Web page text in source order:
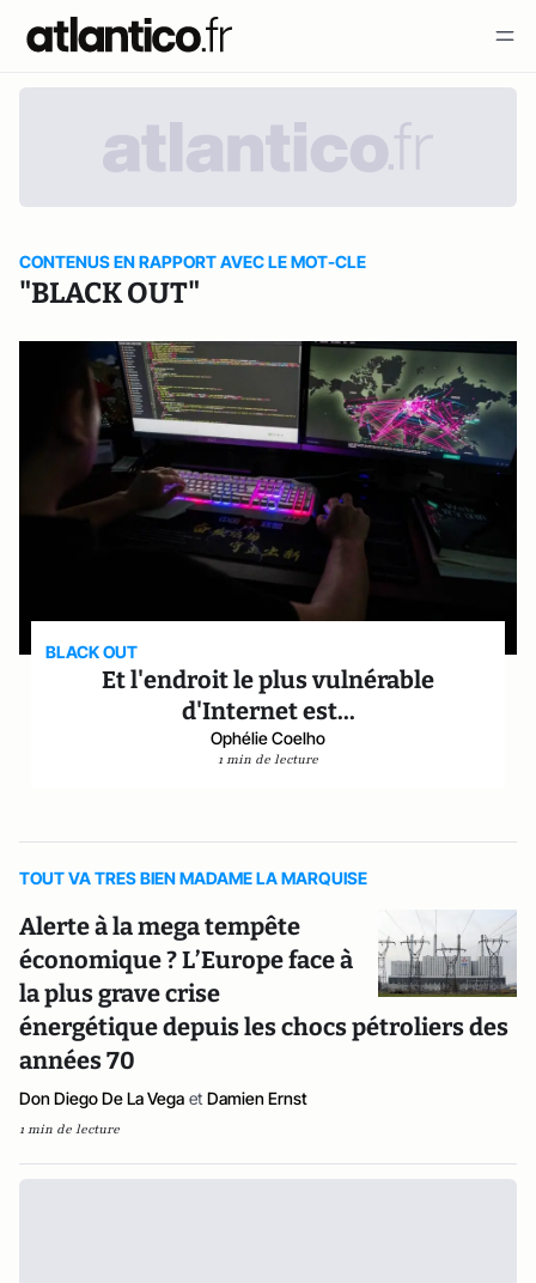
CONTENUS EN RAPPORT AVEC LE MOT-CLE
"BLACK OUT"
BLACK OUT
Et l'endroit le plus vulnérable
d'Internet est...
Ophélie Coelho
1 min de lecture
TOUT VA TRES BIEN MADAME LA MARQUISE
Alerte à la mega tempête
économique ? L’Europe face à
la plus grave crise
énergétique depuis les chocs pétroliers des
années 70
Don Diego De La Vega et Damien Ernst
1 min de lecture